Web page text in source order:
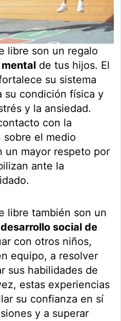
libre son un regalo
de tus hijos. El
su sistema
su condición física y
y la ansiedad.
con la
sobre el medio
un mayor respeto por
ante la
libre también son un
desarrollo social de
con otros niños,
equipo, a resolver
sus habilidades de
estas experiencias
su confianza en sí
y a superar